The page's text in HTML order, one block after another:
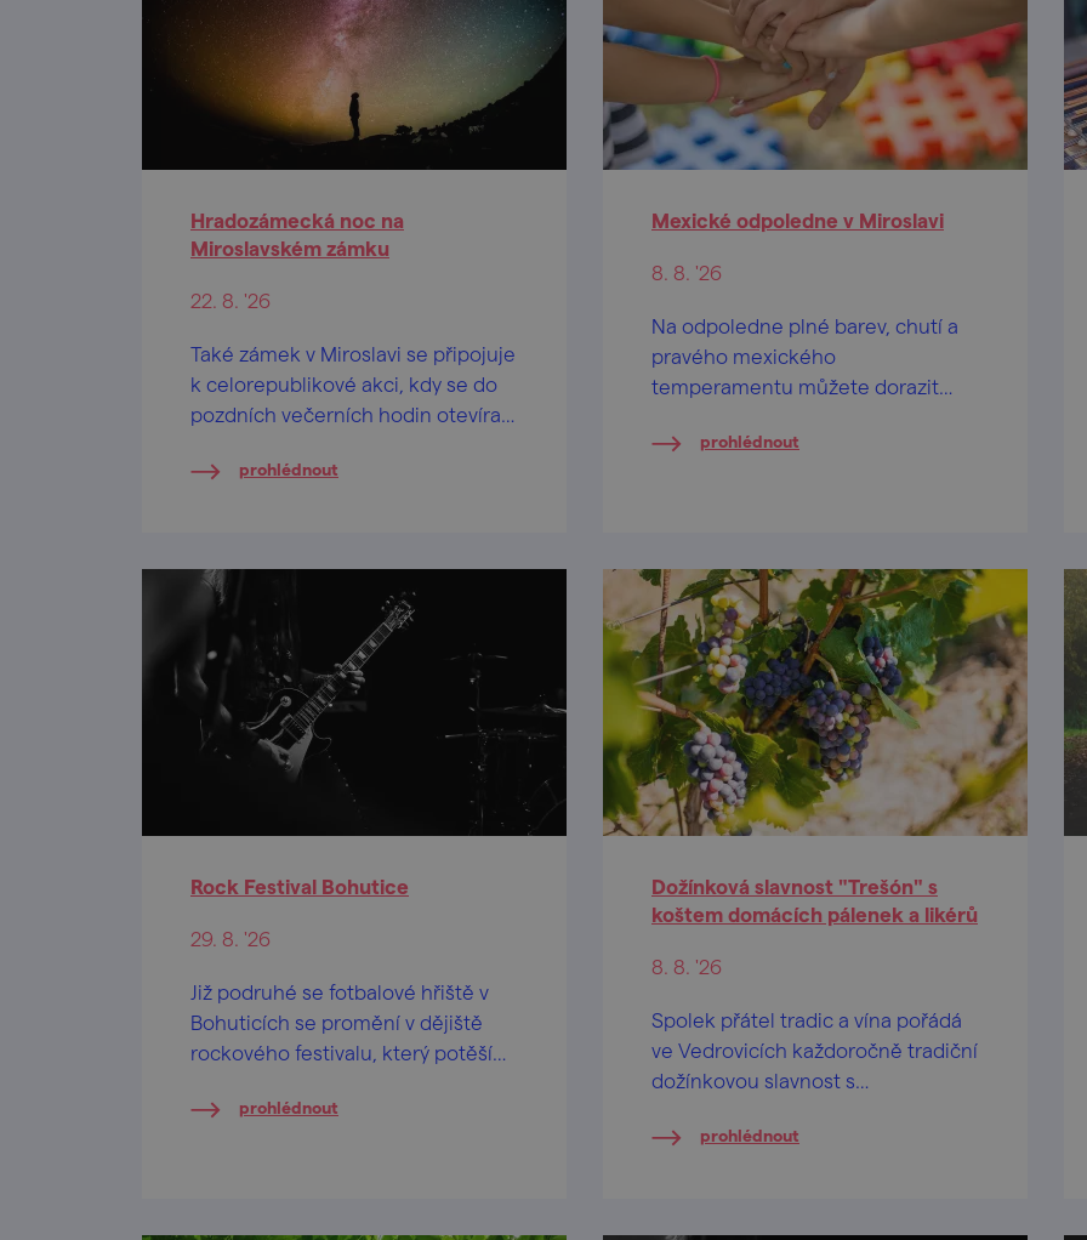
Hradozámecká noc na
Miroslavském zámku
22. 8. '26
Také zámek v Miroslavi se připojuje
k celorepublikové akci, kdy se do
pozdních večerních hodin otevírají
objektů nabízejících netradiční
prohlédnout
Mexické odpoledne v Miroslavi
8. 8. '26
Na odpoledne plné barev, chutí a
pravého mexického
temperamentu můžete dorazit
zámeckého parku v Miroslavi.
prohlédnout
Rock Festival Bohutice
29. 8. '26
Již podruhé se fotbalové hřiště v
Bohuticích se promění v dějiště
rockového festivalu, který potěší
legendárních hitů.
prohlédnout
Dožínková slavnost "Trešón" s
koštem domácích pálenek a likérů
8. 8. '26
Spolek přátel tradic a vína pořádá
ve Vedrovicích každoročně tradiční
dožínkovou slavnost s
likérů.prohlédnout